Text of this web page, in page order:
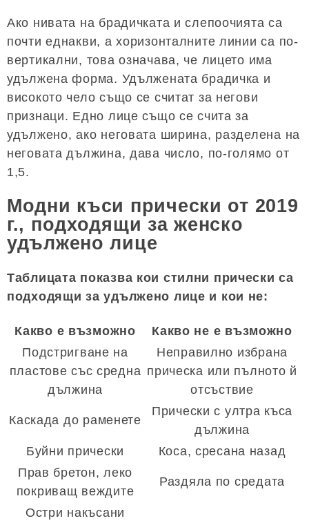
Ако нивата на брадичката и слепоочията са
почти еднакви, а хоризонталните линии са по-
вертикални, това означава, че лицето има
удължена форма. Удължената брадичка и
високото чело също се считат за негови
признаци. Едно лице също се счита за
удължено, ако неговата ширина, разделена на
неговата дължина, дава число, по-голямо от
1,5.
Модни къси прически от 2019
г., подходящи за женско
удължено лице
Таблицата показва кои стилни прически са
подходящи за удължено лице и кои не:
Какво е възможно
Какво не е възможно
Подстригване на
пластове със средна
дължина
Неправилно избрана
прическа или пълното й
отсъствие
Каскада до раменете
Прически с ултра къса
дължина
Буйни прически
Коса, сресана назад
Прав бретон, леко
покриващ веждите
Раздяла по средата
Остри накъсани